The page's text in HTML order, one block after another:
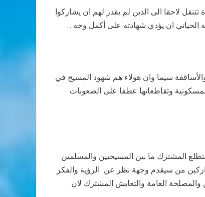
لاحقا الى الذين لم يقدر لهم ان يشاركوا
الحياتي ان يؤدي شهادته على أكمل وجه .
سيما وان هولاء هم شهود المسيح في
وتقاطعاتها عطفا على الصعوبات
المشترك ما بين المسيحيين والمسلمين
من سيقدم وجهة نظر عن الرؤية والفكر
العامة والتعايش المشترك لان